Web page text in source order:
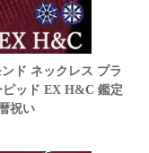
ド ネックレス プラ
ピッド EX H&C 鑑定
祝い